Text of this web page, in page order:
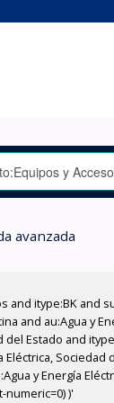
avanzada
itype:BK and
au:Agua y
Estado and
y Energía
)'